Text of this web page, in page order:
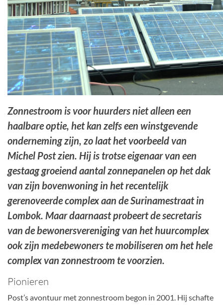
Zonnestroom is voor huurders niet alleen een
haalbare optie, het kan zelfs een winstgevende
onderneming zijn, zo laat het voorbeeld van
Michel Post zien. Hij is trotse eigenaar van een
gestaag groeiend aantal zonnepanelen op het dak
van zijn bovenwoning in het recentelijk
gerenoveerde complex aan de Surinamestraat in
Lombok. Maar daarnaast probeert de secretaris
van de bewonersvereniging van het huurcomplex
ook zijn medebewoners te mobiliseren om het hele
complex van zonnestroom te voorzien.
Pionieren
Post’s avontuur met zonnestroom begon in 2001. Hij schafte